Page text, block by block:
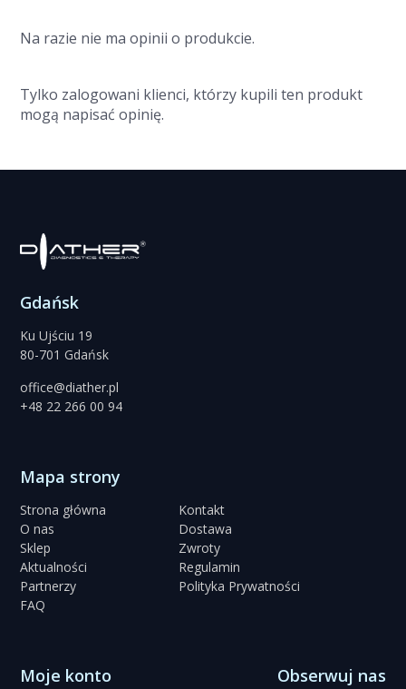
Na razie nie ma opinii o produkcie.
Tylko zalogowani klienci, którzy kupili ten produkt
mogą napisać opinię.
Gdańsk
Ku Ujściu 19
80-701 Gdańsk
office@diather.pl
+48 22 266 00 94
Mapa strony
Strona główna
O nas
Sklep
Aktualności
Partnerzy
FAQ
Kontakt
Dostawa
Zwroty
Regulamin
Polityka Prywatności
Moje konto Obserwuj nas